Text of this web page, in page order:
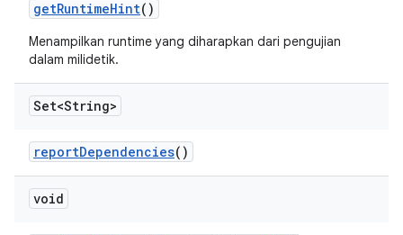
getRuntimeHint()
Menampilkan runtime yang diharapkan dari pengujian
dalam milidetik.
Set<String>
reportDependencies()
void